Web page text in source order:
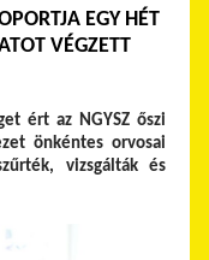
EGY HÉT
VÉGZETT
ért az NGYSZ őszi
önkéntes orvosai
vizsgálták és